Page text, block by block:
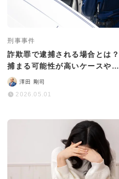
刑事事件
詐欺罪で逮捕される場合とは？
捕まる可能性が高いケースや逮
捕された場合のリスクなど
澤田 剛司
2026.05.01